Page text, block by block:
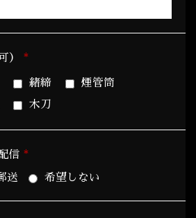
） *
緒締
煙管筒
木刀
信 *
送 希望しない